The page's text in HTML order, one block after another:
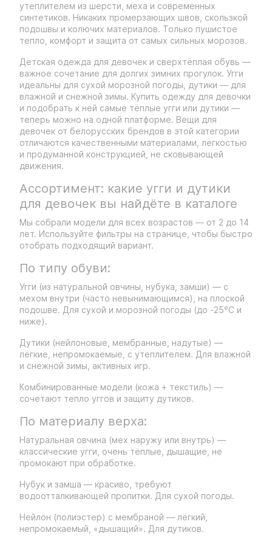
утеплителем из шерсти, меха и современных
синтетиков. Никаких промерзающих швов, скользкой
подошвы и колючих материалов. Только пушистое
тепло, комфорт и защита от самых сильных морозов.
Детская одежда для девочек и сверхтёплая обувь —
важное сочетание для долгих зимних прогулок. Угги
идеальны для сухой морозной погоды, дутики — для
влажной и снежной зимы. Купить одежду для девочки
и подобрать к ней самые тёплые угги или дутики —
теперь можно на одной платформе. Вещи для
девочек от белорусских брендов в этой категории
отличаются качественными материалами, лёгкостью
и продуманной конструкцией, не сковывающей
движения.
Ассортимент: какие угги и дутики
для девочек вы найдёте в каталоге
Мы собрали модели для всех возрастов — от 2 до 14
лет. Используйте фильтры на странице, чтобы быстро
отобрать подходящий вариант.
По типу обуви:
Угги (из натуральной овчины, нубука, замши) — с
мехом внутри (часто невынимающимся), на плоской
подошве. Для сухой и морозной погоды (до -25°C и
ниже).
Дутики (нейлоновые, мембранные, надутые) —
лёгкие, непромокаемые, с утеплителем. Для влажной
и снежной зимы, активных игр.
Комбинированные модели (кожа + текстиль) —
сочетают тепло уггов и защиту дутиков.
По материалу верха:
Натуральная овчина (мех наружу или внутрь) —
классические угги, очень тёплые, дышащие, не
промокают при обработке.
Нубук и замша — красиво, требуют
водоотталкивающей пропитки. Для сухой погоды.
Нейлон (полиэстер) с мембраной — лёгкий,
непромокаемый, «дышащий». Для дутиков.